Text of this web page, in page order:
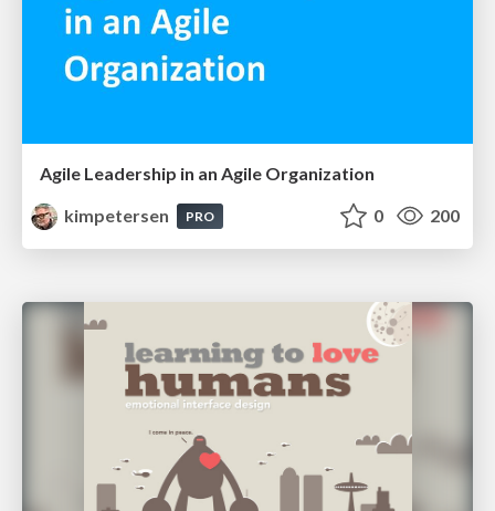
Agile Leadership in an Agile Organization
kimpetersen
PRO 0 200